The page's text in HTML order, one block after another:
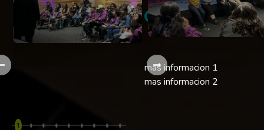
1
mas informacion 1
mas informacion 2